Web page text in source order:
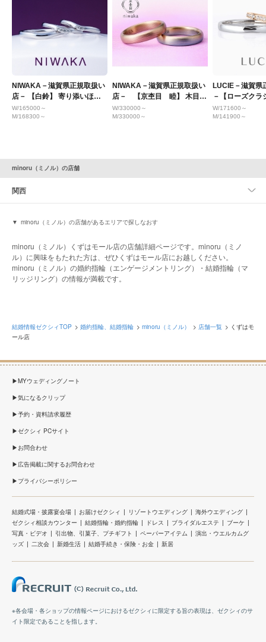
NIWAKA－滋賀県正規取扱い
店－ 【白鈴】 寄り添いほほ
笑む 純白のすずらん
W/165000～
M/168300～
NIWAKA－滋賀県正規取扱い
店－ 【京杢目 睦】 木目模
様が美しい！
W/330000～
M/330000～
LUCIE－滋賀県
－【ローズクラ
Clocher】
W/171600～
M/141900～
minoru（ミノル）の店舗
関西
minoru（ミノル）の店舗があるエリアで探しなおす
minoru（ミノル）くずはモール店の店舗詳細ページです。minoru（ミノ
ル）に興味をもたれた方は、ぜひくずはモール店にお越しください。
minoru（ミノル）の婚約指輪（エンゲージメントリング）・結婚指輪（マ
リッジリング）の情報が満載です。
結婚情報ゼクシィTOP 婚約指輪、結婚指輪 minoru（ミノル） 店舗一覧
くずはモ
ール店
MYウェディングノート
気になるクリップ
予約・資料請求履歴
ゼクシィ PCサイト
お問合わせ
広告掲載に関するお問合わせ
プライバシーポリシー
結婚式場・披露宴会場 お届けゼクシィ リゾートウエディング
海外ウエディング
ゼクシィ相談カウンター
結婚指輪・婚約指輪 ドレス ブライダルエステ
ブーケ
写真・ビデオ
引出物、引菓子、プチギフト ペーパーアイテム
演出・ウエルカムグ
ッズ
二次会 新婚生活 結婚手続き・保険・お金 新居
※各会場・各ショップの情報ページにおけるゼクシィに限定する旨の表現は、ゼクシィのサ
イト限定であることを指します。